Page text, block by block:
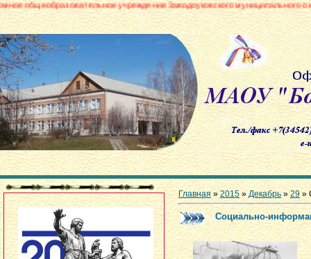
учреждение Заводоуковского муниципального округа
Главная »2015 » Декабрь » 29 »
Cоциально-